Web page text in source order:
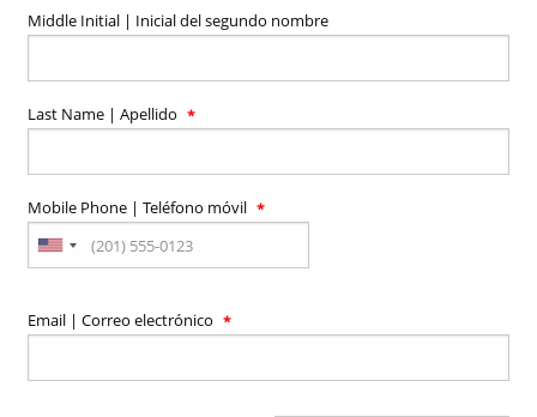
Middle Initial | Inicial del segundo nombre
Last Name | Apellido
Mobile Phone | Teléfono móvil
Email | Correo electrónico